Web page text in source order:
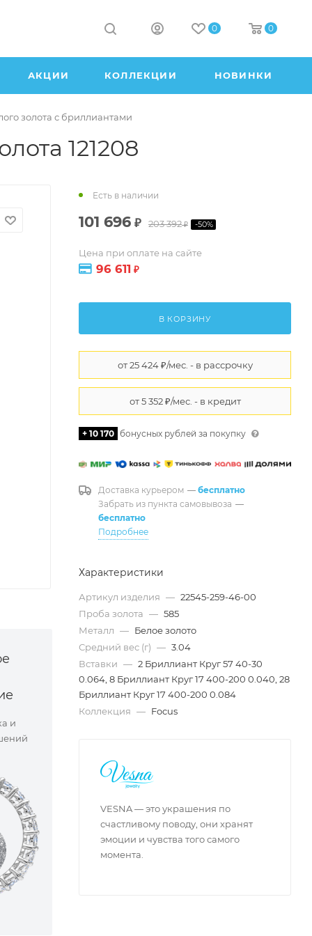
0 0
АКЦИИ КОЛЛЕКЦИИ НОВИНКИ
золота с бриллиантами
121208
и
Есть в наличии
101 696 ₽ 203 392₽ -50%
Цена при оплате на сайте
96 611 ₽
В КОРЗИНУ
+ 10 170 бонусных рублей за покупку
Доставка курьером — бесплатно
Забрать из пункта самовывоза —
бесплатно
Подробнее
Характеристики
Артикул изделия — 22545-259-46-00
Проба золота — 585
Металл — Белое золото
Средний вес (г) — 3.04
Вставки — 2 Бриллиант Круг 57 40-30
0.064, 8 Бриллиант Круг 17 400-200 0.040, 28
Бриллиант Круг 17 400-200 0.084
Коллекция — Focus
VESNA — это украшения по
счастливому поводу, они хранят
эмоции и чувства того самого
момента.